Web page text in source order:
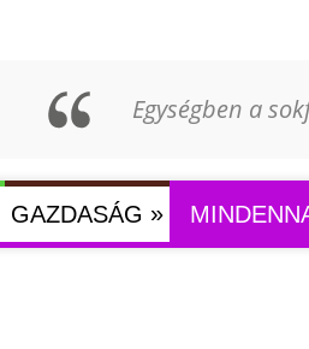
Egységben a
GAZDASÁG »